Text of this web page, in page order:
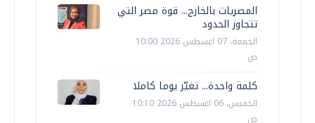
المصريات بالخارج... قوة مصر التي
تتجاوز الحدود
الجمعة، 07 اغسطس 2026 10:00
ص
كلمة واحدة... تغيّر يوما كاملا
الخميس، 06 اغسطس 2026 10:10
ص